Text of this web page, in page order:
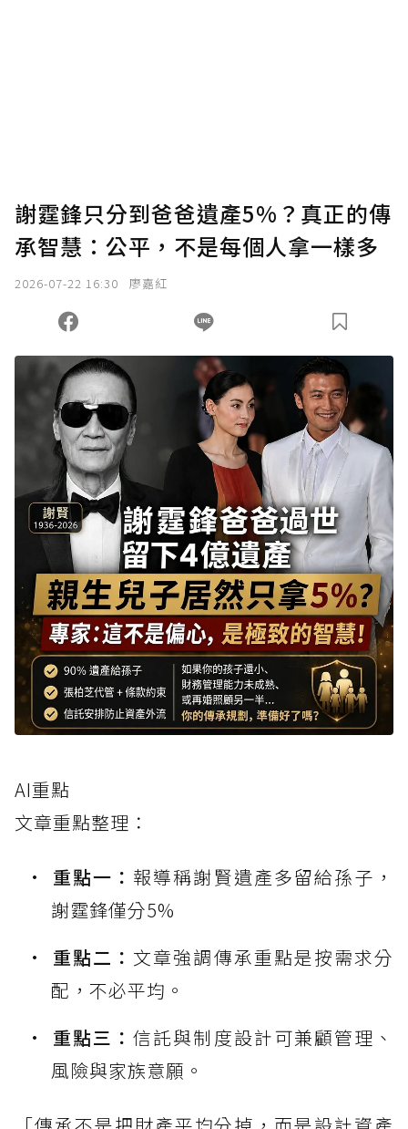
謝霆鋒只分到爸爸遺產5%？真正的傳
承智慧：公平，不是每個人拿一樣多
2026-07-22 16:30 廖嘉紅
AI重點
文章重點整理：
重點一： 報導稱謝賢遺產多留給孫子，
謝霆鋒僅分5%
重點二： 文章強調傳承重點是按需求分
配，不必平均。
重點三：信託與制度設計可兼顧管理、
風險與家族意願。